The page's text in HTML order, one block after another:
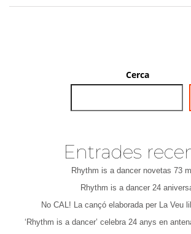
Cerca
Entrades
Rhythm is a dancer novetas 73
Rhythm is a dancer 24
No CAL! La cançó elaborada per La Veu
‘Rhythm is a dancer’ celebra 24 anys en